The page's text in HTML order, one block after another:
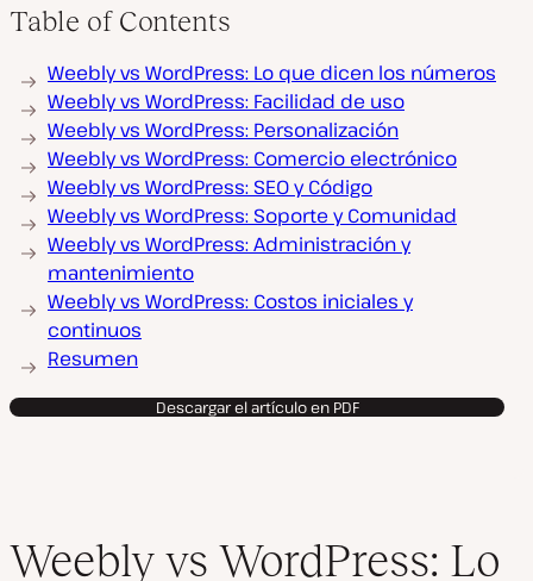
Table of Contents
Weebly vs WordPress: Lo que dicen los números
Weebly vs WordPress: Facilidad de uso
Weebly vs WordPress: Personalización
Weebly vs WordPress: Comercio electrónico
Weebly vs WordPress: SEO y Código
Weebly vs WordPress: Soporte y Comunidad
Weebly vs WordPress: Administración y
mantenimiento
Weebly vs WordPress: Costos iniciales y
continuos
Resumen
Descargar el artículo en PDF
Weebly vs WordPress: Lo